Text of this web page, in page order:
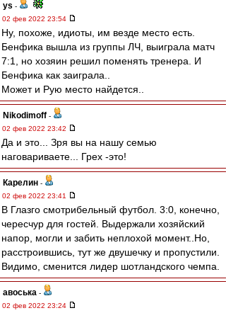
ys -
02 фев 2022 23:54
Ну, похоже, идиоты, им везде место есть.
Бенфика вышла из группы ЛЧ, выиграла матч
7:1, но хозяин решил поменять тренера. И
Бенфика как заиграла..
Может и Рую место найдется..
Nikodimoff -
02 фев 2022 23:42
Да и это... Зря вы на нашу семью
наговариваете... Грех -это!
Карелин -
02 фев 2022 23:41
В Глазго смотрибельный футбол. 3:0, конечно,
чересчур для гостей. Выдержали хозяйский
напор, могли и забить неплохой момент..Но,
расстроившись, тут же двушечку и пропустили.
Видимо, сменится лидер шотландского чемпа.
авоська -
02 фев 2022 23:24